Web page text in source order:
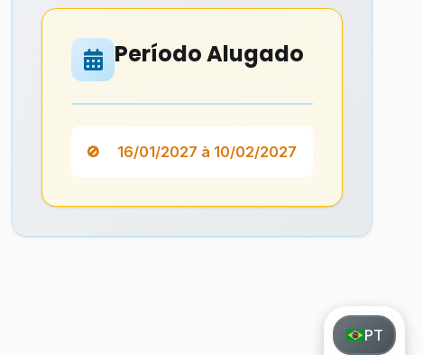
PT
Período Alugado
16/01/2027 à 10/02/2027
PT